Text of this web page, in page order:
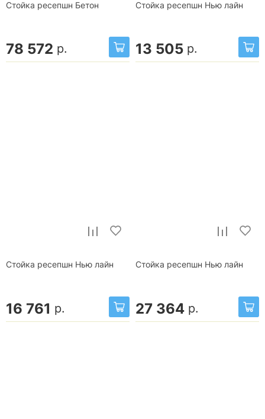
Стойка ресепшн Бетон
78 572 р.
Стойка ресепшн Нью лайн
13 505 р.
Стойка ресепшн Нью лайн
16 761 р.
Стойка ресепшн Нью лайн
27 364 р.